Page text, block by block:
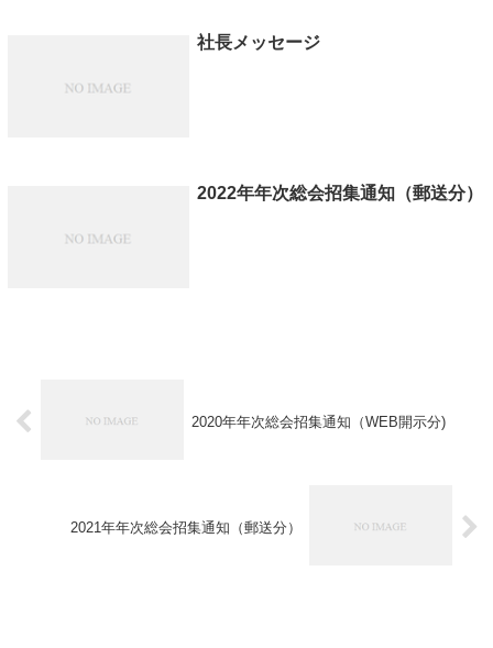
社長メッセージ
2022年年次総会招集通知（郵送分）
2020年年次総会招集通知（WEB開示分)
2021年年次総会招集通知（郵送分）